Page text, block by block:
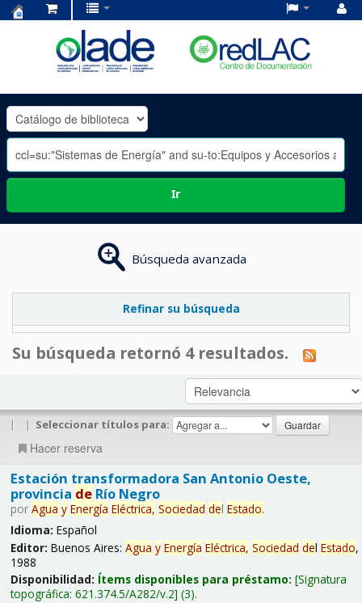
OLADE
-
Ir
Búsqueda avanzada
Refinar su búsqueda
Su búsqueda retornó 4 resultados.
| | Seleccionar títulos para:
Hacer reserva
Estación transformadora San Antonio Oeste,
provincia deRío Negro
por Agua y Energía Eléctrica, Sociedad del Estado.
Idioma: Español
Editor: Buenos Aires: Agua y Energía Eléctrica, Sociedad del Estado,
1988
Disponibilidad: Ítems disponibles para préstamo: Signatura
topográfica: 621.374.5/A282/v.2 (3).